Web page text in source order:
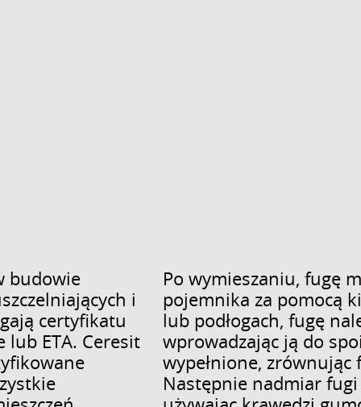
budowie
i
certyfikatu
lub ETA. Ceresit
Po wymieszaniu, fugę
pojemnika za pomocą
lub podłogach, fugę
wprowadzając ją do
wypełnione, zrównując
Następnie nadmiar